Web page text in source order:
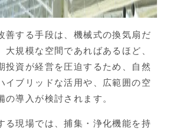
善する手段は、機械式の換気扇だ
大規模な空間であればあるほど、
投資が経営を圧迫するため、自然
イブリッドな活用や、広範囲の空
導入が検討されます。
る現場では、捕集・浄化機能を持